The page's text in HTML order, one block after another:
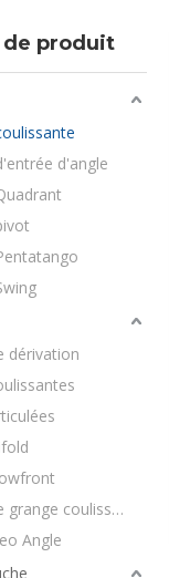
produit
d'angle
dérivation
Portes de douche de grange coulissantes
Angle